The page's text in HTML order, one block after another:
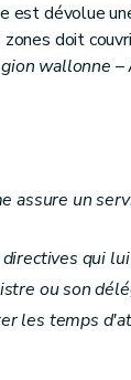
est dévolue
doit
wallonne –
assure un
qui
ou son
les temps